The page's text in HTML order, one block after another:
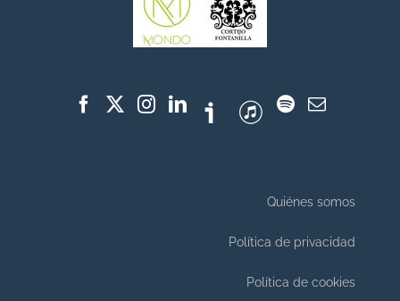
Quiénes somos
Política de privacidad
Política de cookies